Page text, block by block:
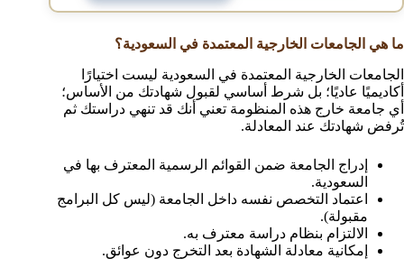
ما هي الجامعات الخارجية المعتمدة في السعودية؟
الجامعات الخارجية المعتمدة في السعودية ليست اختيارًا
أكاديميًا عاديًا؛ بل شرط أساسي لقبول شهادتك من الأساس؛
أي جامعة خارج هذه المنظومة تعني أنك قد تنهي دراستك ثم
تُرفض شهادتك عند المعادلة.
إدراج الجامعة ضمن القوائم الرسمية المعترف بها في
السعودية.
اعتماد التخصص نفسه داخل الجامعة (ليس كل البرامج
مقبولة).
الالتزام بنظام دراسة معترف به.
إمكانية معادلة الشهادة بعد التخرج دون عوائق.